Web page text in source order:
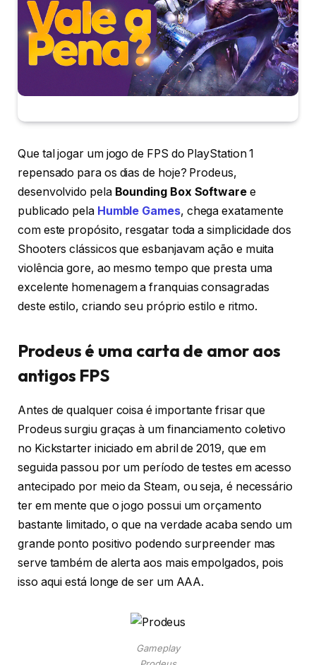
Que tal jogar um jogo de FPS do PlayStation 1
repensado para os dias de hoje? Prodeus,
desenvolvido pela Bounding Box Softwaree
publicado pela Humble Games, chega exatamente
com este propósito, resgatar toda a simplicidade dos
Shooters clássicos que esbanjavam ação e muita
violência gore, ao mesmo tempo que presta uma
excelente homenagem a franquias consagradas
deste estilo, criando seu próprio estilo e ritmo.
Prodeus é uma carta de amor aos
antigos FPS
Antes de qualquer coisa é importante frisar que
Prodeus surgiu graças à um financiamento coletivo
no Kickstarter iniciado em abril de 2019, que em
seguida passou por um período de testes em acesso
antecipado por meio da Steam, ou seja, é necessário
ter em mente que o jogo possui um orçamento
bastante limitado, o que na verdade acaba sendo um
grande ponto positivo podendo surpreender mas
serve também de alerta aos mais empolgados, pois
isso aqui está longe de ser um AAA.
Gameplay